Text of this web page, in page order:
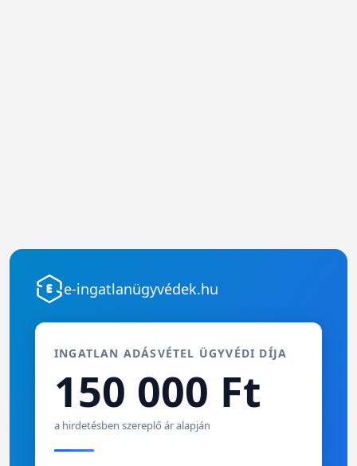
e-ingatlanügyvédek.hu
INGATLAN ADÁSVÉTEL ÜGYVÉDI DÍJA
150 000 Ft
a hirdetésben szereplő ár alapján